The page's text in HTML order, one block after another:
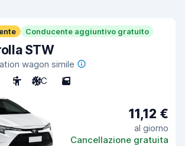
Conducente aggiuntivo gratuito
STW
wagon simile
5 A/C 5
11,12 €
al giorno
Cancellazione gratuita